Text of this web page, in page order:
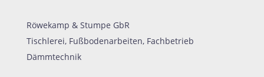
Röwekamp & Stumpe GbR
Tischlerei, Fußbodenarbeiten, Fachbetrieb
Dämmtechnik